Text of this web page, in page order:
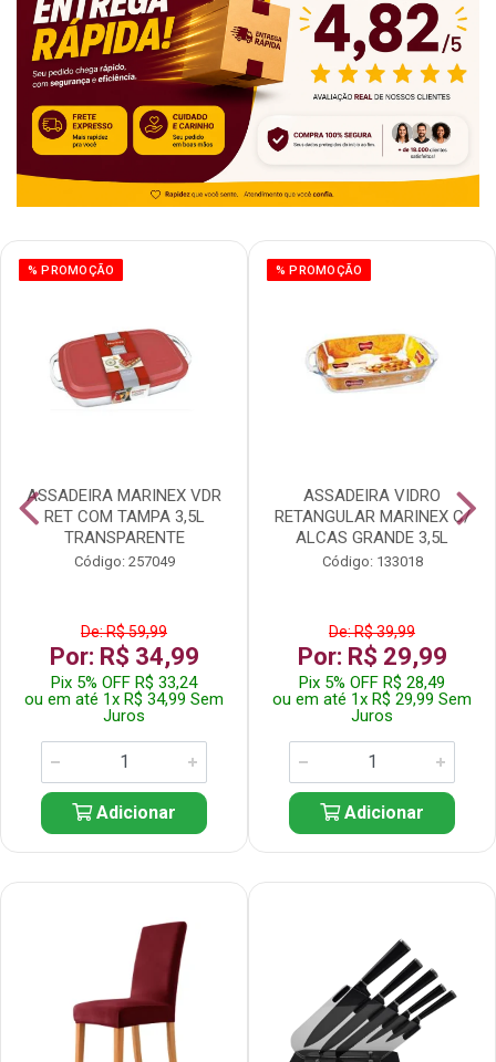
% PROMOÇÃO
ASSADEIRA MARINEX VDR
RET COM TAMPA 3,5L
TRANSPARENTE
Código: 257049
De: R$ 59,99
Por: R$ 34,99
Pix 5% OFF R$ 33,24
ou em até 1x R$ 34,99 Sem
Juros
Adicionar
% PROMOÇÃO
ASSADEIRA VIDRO
RETANGULAR MARINEX C/
ALCAS GRANDE 3,5L
Código: 133018
De: R$ 39,99
Por: R$ 29,99
Pix 5% OFF R$ 28,49
ou em até 1x R$ 29,99 Sem
Juros
Adicionar